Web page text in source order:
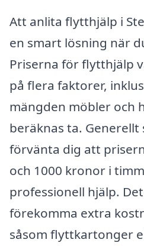
Att anlita flytthjälp i
en smart lösning när
Priserna för flytthjälp
på flera faktorer,
mängden möbler och
beräknas ta. Generellt
förvänta dig att
och 1000 kronor i
professionell hjälp.
förekomma extra
såsom flyttkartonger